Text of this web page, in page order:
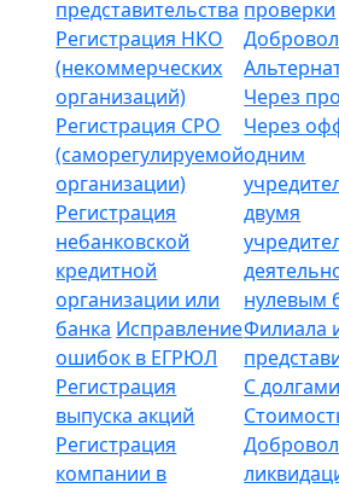
представительства
Регистрация НКО
(некоммерческих
организаций)
Регистрация СРО
(саморегулируемой
организации)
Регистрация
небанковской
кредитной
организации или
банка Исправление
ошибок в ЕГРЮЛ
Регистрация
выпуска акций
Регистрация
компании в
проверки
Через
Через
одним
двумя
нулевым
Филиала
С